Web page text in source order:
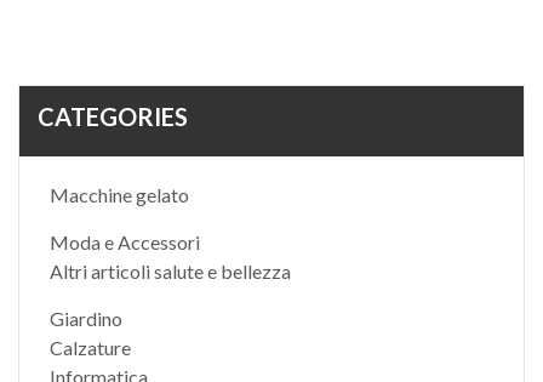
CATEGORIES
Macchine gelato
Moda e Accessori
Altri articoli salute e bellezza
Giardino
Calzature
Informatica